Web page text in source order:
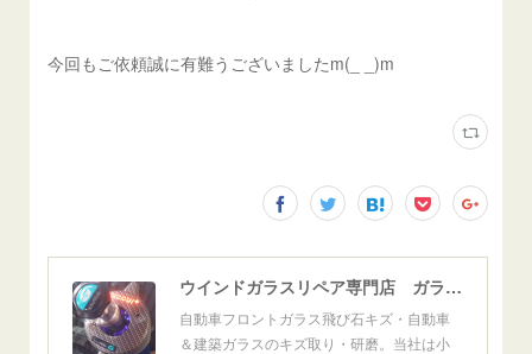
今回もご依頼誠に有難うございましたm(_ _)m
ウインドガラスリペア専門店 ガラスリペア・ヨシダ グラスウェルドジャパン 正規施工店 小松市
自動車フロントガラス飛び石キズ・自動車
＆建築ガラスのキズ取り・研磨。当社は小